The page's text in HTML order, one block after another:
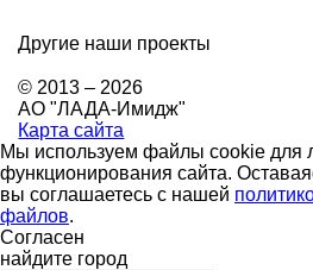
Другие наши проекты
© 2013 – 2026
АО "ЛАДА-Имидж"
Карта сайта
Мы используем файлы cookie для
функционирования сайта.
вы соглашаетесь с нашей
файлов.
Согласен
найдите город